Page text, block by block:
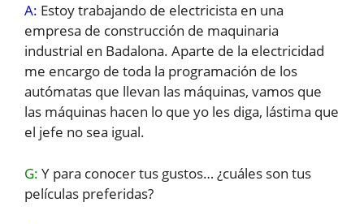
A: Estoy trabajando de electricista en una
empresa de construcción de maquinaria
industrial en Badalona. Aparte de la electricidad
me encargo de toda la programación de los
autómatas que llevan las máquinas, vamos que
las máquinas hacen lo que yo les diga, lástima que
el jefe no sea igual.
G: Y para conocer tus gustos… ¿cuáles son tus
películas preferidas?